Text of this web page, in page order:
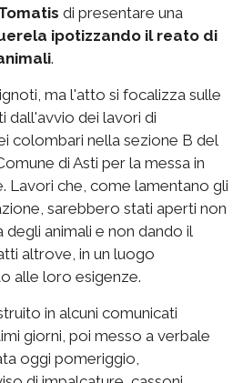
di presentare una
ipotizzando il reato di
.
ma l'atto si focalizza sulle
dall'avvio dei lavori di
colombari nella sezione B del
di Asti per la messa in
Lavori che, come lamentano gli
sarebbero stati aperti non
animali e non dando il
altrove, in un luogo
alle loro esigenze.
in alcuni comunicati
giorni, poi messo a verbale
oggi pomeriggio,